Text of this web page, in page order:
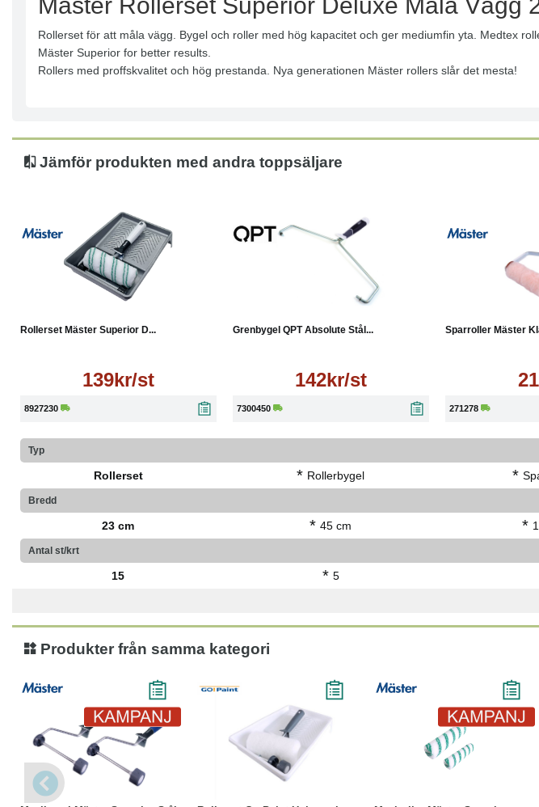
Mäster Rollerset Superior Deluxe Måla Vägg
Rollerset för att måla vägg. Bygel och roller med hög kapacitet och ger mediumfin yta. Medtex
Mäster Superior for better results.
Rollers med proffskvalitet och hög prestanda. Nya generationen Mäster rollers slår det mesta!
Jämför produkten med andra toppsäljare
Rollerset Mäster Superior D...
139kr/st
8927230
Läs mer
Grenbygel QPT Absolute Stål...
142kr/st
7300450
Sparroller Mäster
271278
Typ
Rollerset * Rollerbygel *
Bredd
23 cm * 45 cm *
Antal st/krt
15 * 5
Produkter från samma kategori
-23% Läs mer Läs mer